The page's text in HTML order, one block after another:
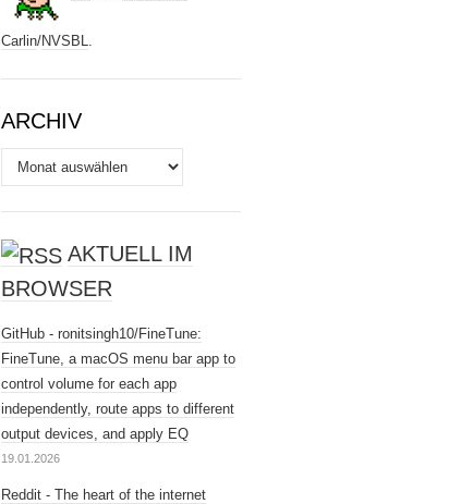
Carlin/NVSBL.
ARCHIV
Archiv
AKTUELL IM
BROWSER
GitHub - ronitsingh10/FineTune:
FineTune, a macOS menu bar app to
control volume for each app
independently, route apps to different
output devices, and apply EQ
19.01.2026
Reddit - The heart of the internet